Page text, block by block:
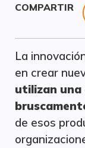
COMPARTIR
La
en crear
utilizan una
de esos